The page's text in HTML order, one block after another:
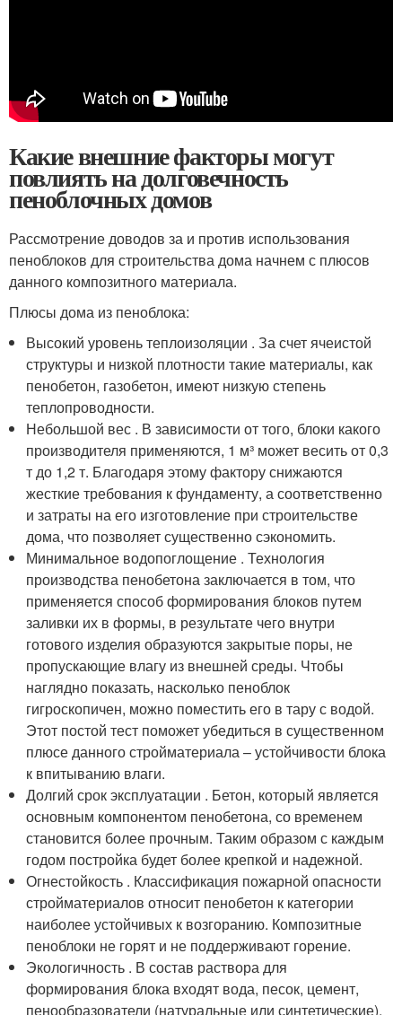
Какие внешние факторы могут
повлиять на долговечность
пеноблочных домов
Рассмотрение доводов за и против использования
пеноблоков для строительства дома начнем с плюсов
данного композитного материала.
Плюсы дома из пеноблока:
Высокий уровень теплоизоляции . За счет ячеистой
структуры и низкой плотности такие материалы, как
пенобетон, газобетон, имеют низкую степень
теплопроводности.
Небольшой вес . В зависимости от того, блоки какого
производителя применяются, 1 м³ может весить от 0,3
т до 1,2 т. Благодаря этому фактору снижаются
жесткие требования к фундаменту, а соответственно
и затраты на его изготовление при строительстве
дома, что позволяет существенно сэкономить.
Минимальное водопоглощение . Технология
производства пенобетона заключается в том, что
применяется способ формирования блоков путем
заливки их в формы, в результате чего внутри
готового изделия образуются закрытые поры, не
пропускающие влагу из внешней среды. Чтобы
наглядно показать, насколько пеноблок
гигроскопичен, можно поместить его в тару с водой.
Этот постой тест поможет убедиться в существенном
плюсе данного стройматериала – устойчивости блока
к впитыванию влаги.
Долгий срок эксплуатации . Бетон, который является
основным компонентом пенобетона, со временем
становится более прочным. Таким образом с каждым
годом постройка будет более крепкой и надежной.
Огнестойкость . Классификация пожарной опасности
стройматериалов относит пенобетон к категории
наиболее устойчивых к возгоранию. Композитные
пеноблоки не горят и не поддерживают горение.
Экологичность . В состав раствора для
формирования блока входят вода, песок, цемент,
пенообразователи (натуральные или синтетические).